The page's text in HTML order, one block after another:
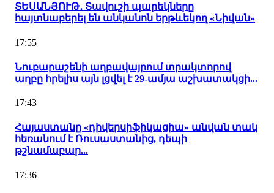
ՏԵՍԱՆՅՈՒԹ․ Տավուշի պարեկները
հայտնաբերել են անկանոն երթևեկող «Նիվան»
17:55
Նուբարաշենի աղբավայրում տրակտորով
աղբը հրելիս այն լցվել է 29-ամյա աշխատակցի...
17:43
Հայաստանը «դիվերսիֆիկացիա» անվան տակ
հեռանում է Ռուսաստանից, դեպի
թշնամաբար...
17:36